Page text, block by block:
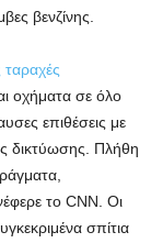
βενζίνης.
ταραχές
οχήματα σε όλο
επιθέσεις με
δικτύωσης. Πλήθη
το CNN. Οι
σπίτια